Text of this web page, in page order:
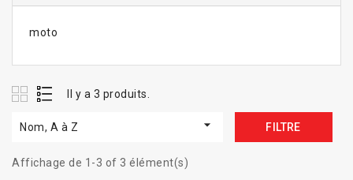
moto
Il y a 3 produits.
Nom, A à Z  FILTRE
Affichage de 1-3 of 3 élément(s)